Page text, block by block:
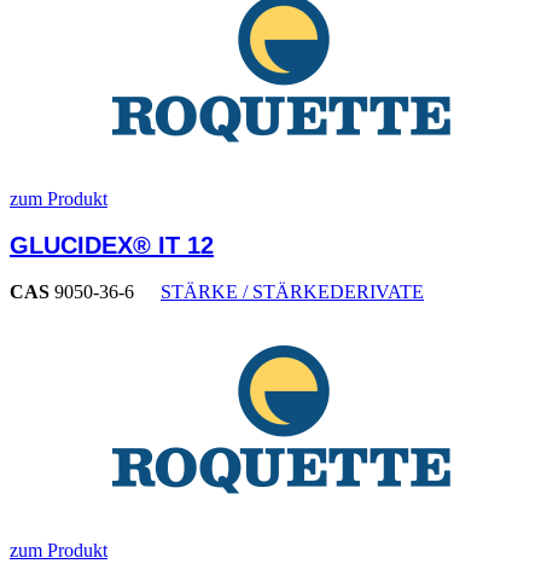
zum Produkt
GLUCIDEX® IT 12
CAS 9050-36-6 STÄRKE / STÄRKEDERIVATE
zum Produkt